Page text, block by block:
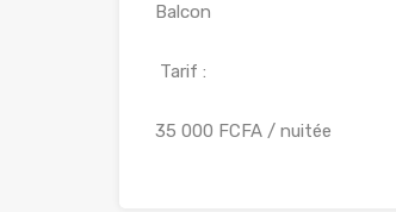
Balcon
Tarif :
35 000 FCFA / nuitée